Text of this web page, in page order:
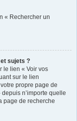
« Rechercher un
sujets ?
le lien « Voir vos
sur le lien
propre page de
n’importe quelle
page de recherche